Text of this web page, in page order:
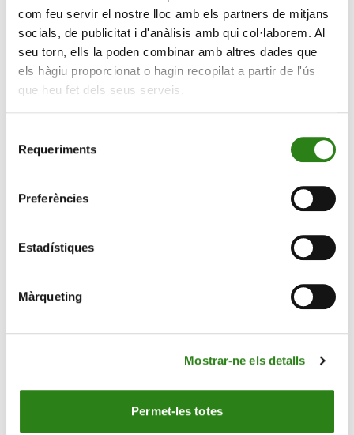
com feu servir el nostre lloc amb els partners de mitjans
socials, de publicitat i d'anàlisis amb qui col·laborem. Al
seu torn, ells la poden combinar amb altres dades que
els hàgiu proporcionat o hagin recopilat a partir de l'ús
que heu fet dels seus serveis.
Requeriments
Preferències
Estadístiques
Màrqueting
Mostrar-ne els detalls
Permet-les totes
01 Gen. 2023
Valsos i polkes en el concert de Cap d’Any per